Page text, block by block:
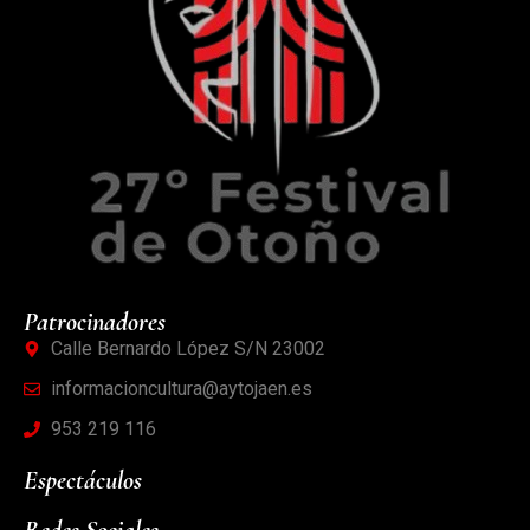
Patrocinadores
Calle Bernardo López S/N 23002
informacioncultura@aytojaen.es
953 219 116
Espectáculos